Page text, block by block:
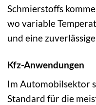
Schmierstoffs
wo variable
und eine
Kfz-Anwendungen
Im Automobilsektor
Standard für die